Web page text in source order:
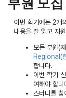
이번 학기에는 2개
내용을 잘 읽고 지
모든 부원(
Regional(
합니다.
이번 학기
여해야 합니
스터디를